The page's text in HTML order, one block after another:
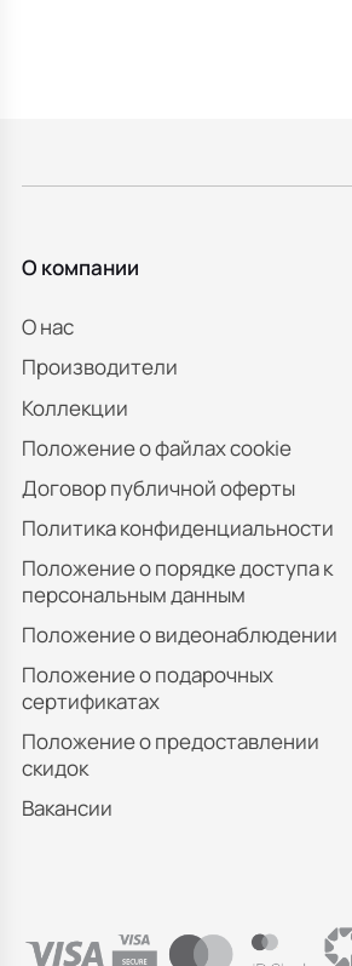
О компании
О нас
Производители
Коллекции
Положение о файлах cookie
Договор публичной оферты
Политика конфиденциальности
Положение о порядке доступа к
персональным данным
Положение о видеонаблюдении
Положение о подарочных
сертификатах
Положение о предоставлении
скидок
Вакансии